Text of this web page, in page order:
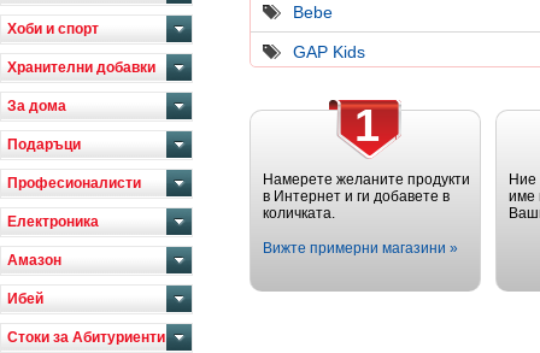
Хоби и спорт
Хранителни добавки
За дома
Подаръци
Професионалисти
Електроника
Амазон
Ибей
Стоки за Абитуриенти
Bebe
GAP Kids
1
Намерете желаните продукти
в Интернет и ги добавете в
количката.
Вижте примерни магазини »
име